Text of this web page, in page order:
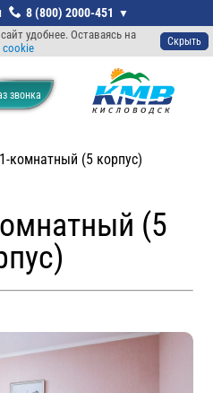
удобнее. Оставаясь на
cookie Скрыть
звонкa
8 (800) 2000-451
комнатный (5 корпус)
(5